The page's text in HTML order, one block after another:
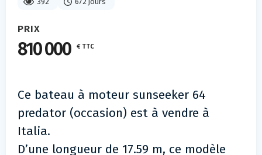
PRIX
810 000 € TTC
Ce bateau à moteur sunseeker 64
predator (occasion) est à vendre à
Italia.
D’une longueur de 17.59 m, ce modèle